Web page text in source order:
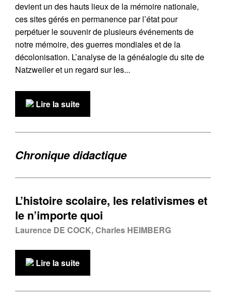
devient un des hauts lieux de la mémoire nationale,
ces sites gérés en permanence par l’état pour
perpétuer le souvenir de plusieurs événements de
notre mémoire, des guerres mondiales et de la
décolonisation. L’analyse de la généalogie du site de
Natzweiler et un regard sur les...
Lire la suite
Chronique didactique
L’histoire scolaire, les relativismes et
le n’importe quoi
Laurence DE COCK, Charles HEIMBERG
Lire la suite